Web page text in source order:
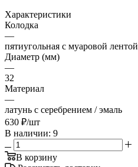
Характеристики
Колодка
—
пятиугольная с муаровой лентой
Диаметр (мм)
—
32
Материал
—
латунь с серебрением / эмаль
630 ₽/шт
В наличии: 9
В корзину